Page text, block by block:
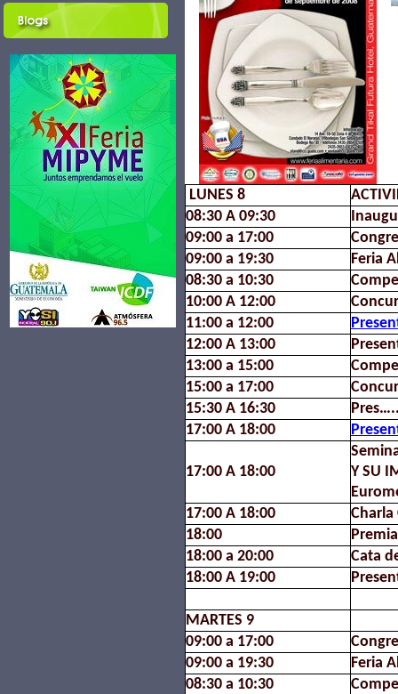
LUNES 8
08:30 A 09:30
09:00 a 17:00
09:00 a 19:30
Feria
08:30 a 10:30
10:00 A 12:00
11:00 a 12:00
12:00 A 13:00
13:00 a 15:00
15:00 a 17:00
15:30 A 16:30
17:00 A 18:00
17:00 A 18:00
Y SU
17:00 A 18:00
Charla
18:00
18:00 a 20:00
Cata
18:00 A 19:00
MARTES 9
09:00 a 17:00
09:00 a 19:30
Feria
08:30 a 10:30